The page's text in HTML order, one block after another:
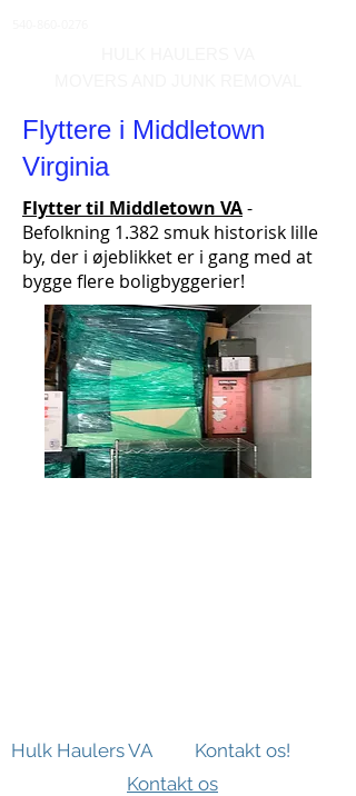
Flyttere i Middletown
Virginia
Flytter til Middletown VA-
Befolkning 1.382 smuk historisk lille
by, der i øjeblikket er i gang med at
bygge flere boligbyggerier!
Hulk Haulers VA
Kontakt os!
Kontakt os